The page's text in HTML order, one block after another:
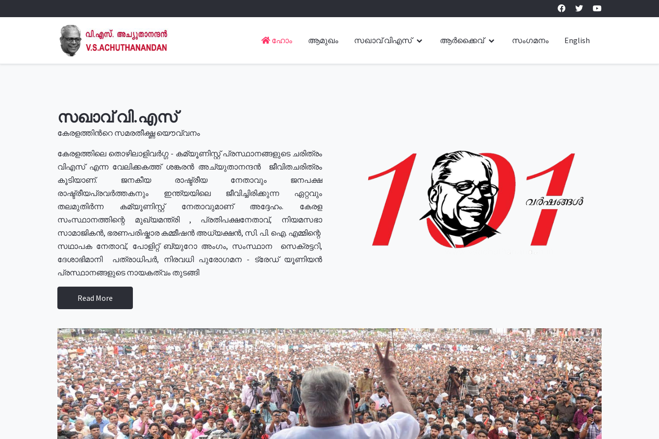
ഹോം ആമുഖം സഖാവ് വിഎസ് ആർക്കൈവ് സംഗമനം English
സഖാവ് വി.എസ്
കേരളത്തിൻറെ സമരതീക്ഷ്ണ യൌവ്വനം
കേരളത്തിലെ തൊഴിലാളിവർഗ്ഗ - കമ്യൂണിസ്റ്റ് പ്രസ്ഥാനങ്ങളുടെ ചരിത്രം
വിഎസ് എന്ന വേലിക്കകത്ത് ശങ്കരൻ അച്യുതാനന്ദൻ ജീവിതചരിത്രം
കൂടിയാണ്. ജനകീയ രാഷ്ട്രീയ നേതാവും ജനപക്ഷ
രാഷ്ട്രീയപ്രവർത്തകനും ഇന്ത്യയിലെ ജീവിച്ചിരിക്കുന്ന ഏറ്റവും
തലമുതിർന്ന കമ്യൂണിസ്റ്റ് നേതാവുമാണ് അദ്ദേഹം. കേരള
സംസ്ഥാനത്തിന്റെ മുഖ്യമന്ത്രി , പ്രതിപക്ഷനേതാവ്, നിയമസഭാ
സാമാജികൻ, ഭരണപരിഷ്കാര കമ്മീഷൻ അധ്യക്ഷൻ, സി. പി. ഐ. എമ്മിന്റെ
സഥാപക നേതാവ്, പോളിറ്റ് ബ്യുറോ അംഗം, സംസ്ഥാന സെക്രട്ടറി,
ദേശാഭിമാനി പത്രാധിപർ, നിരവധി പുരോഗമന - ട്രേഡ് യൂണിയൻ
പ്രസ്ഥാനങ്ങളുടെ നായകത്വം തുടങ്ങി
Read More